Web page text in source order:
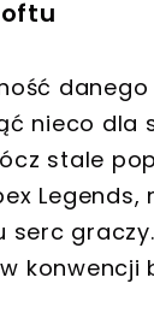
nieco dla
stale